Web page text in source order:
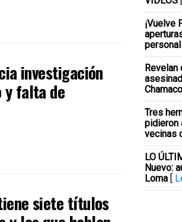
investigación
y falta de
siete títulos
¡Vuelve
personal
Revelan
Tres
pidieron
vecinas
LO
Nuevo:
Loma [